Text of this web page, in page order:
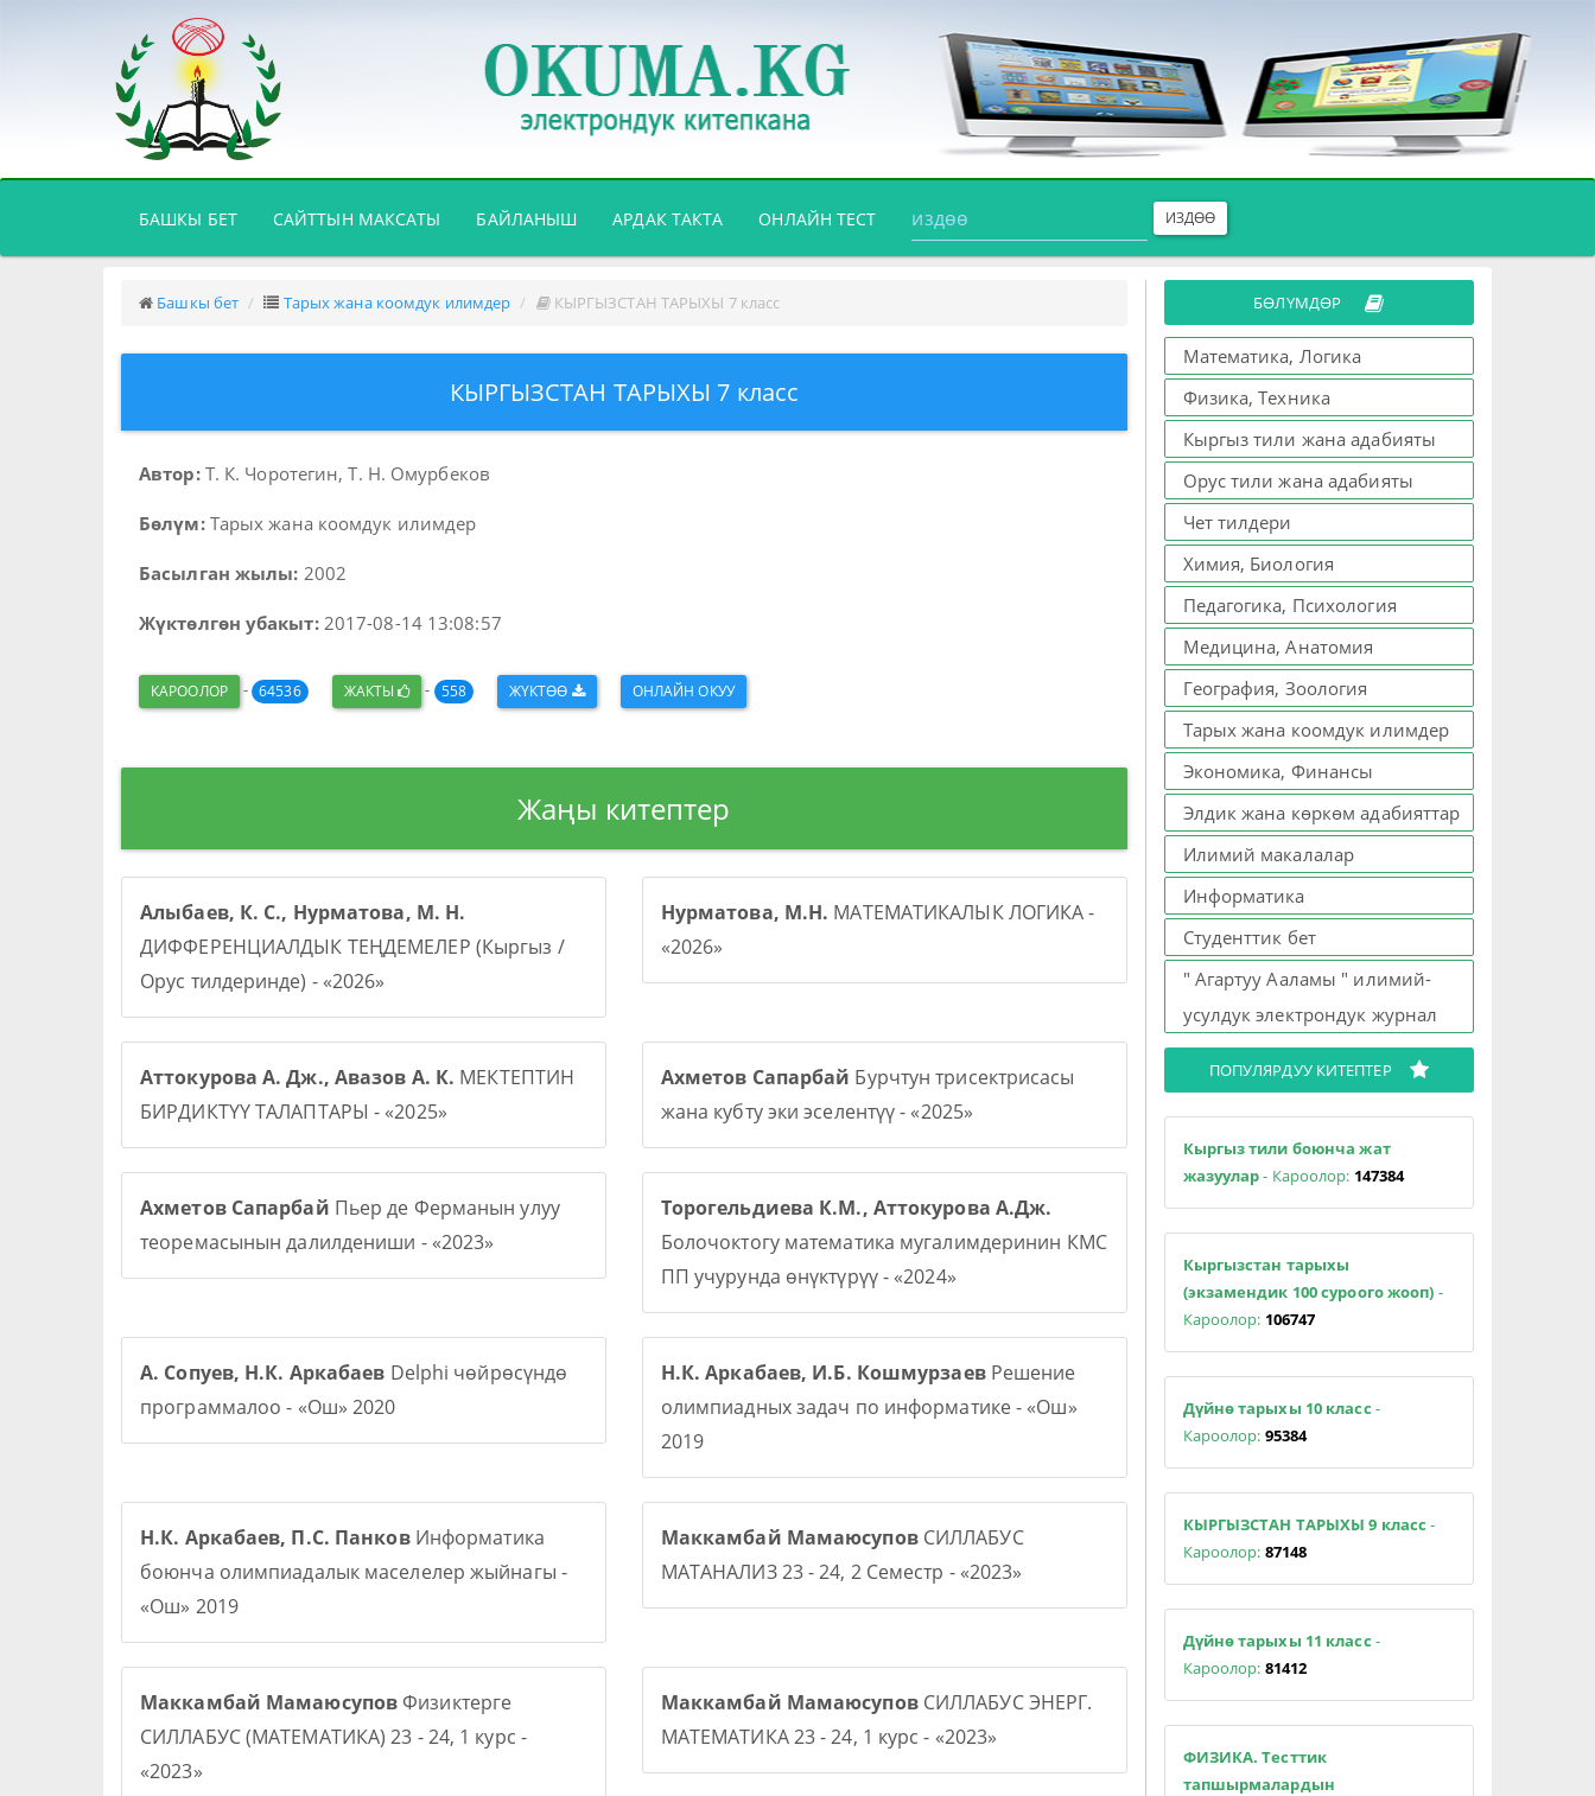
БАШКЫ БЕТ(CURRENT)
САЙТТЫН МАКСАТЫ БАЙЛАНЫШ АРДАК ТАКТА ОНЛАЙН ТЕСТ ИЗДӨӨ
Башкы бет Тарых жана коомдук илимдер КЫРГЫЗСТАН ТАРЫХЫ 7 класс
КЫРГЫЗСТАН ТАРЫХЫ 7 класс
Автор:Т. К. Чоротегин, Т. Н. Омурбеков
Бөлүм:Тарых жана коомдук илимдер
Басылган жылы: 2002
Жүктөлгөн убакыт:2017-08-14 13:08:57
КАРООЛОР - 64536 ЖАКТЫ - 558 ЖҮКТӨӨ ОНЛАЙН ОКУУ
Жаңы китептер
Алыбаев, К. С., Нурматова, М. Н.
ДИФФЕРЕНЦИАЛДЫК ТЕҢДЕМЕЛЕР (Кыргыз /
Орус тилдеринде) - «2026»
Нурматова, М.Н. МАТЕМАТИКАЛЫК ЛОГИКА -
«2026»
Аттокурова А. Дж., Авазов А. К. МЕКТЕПТИН
БИРДИКТҮҮ ТАЛАПТАРЫ - «2025»
Ахметов Сапарбай Бурчтун трисектрисасы
жана кубту эки эселентүү - «2025»
Ахметов Сапарбай Пьер де Ферманын улуу
теоремасынын далилдениши - «2023»
Торогельдиева К.М., Аттокурова А.Дж.
Болочоктогу математика мугалимдеринин КМС
ПП учурунда өнүктүрүү - «2024»
А. Сопуев, Н.К. Аркабаев Delphi чөйрөсүндө
программалоо - «Ош» 2020
Н.К. Аркабаев, И.Б. КошмурзаевРешение
олимпиадных задач по информатике - «Ош»
2019
Н.К. Аркабаев, П.С. ПанковИнформатика
боюнча олимпиадалык маселелер жыйнагы -
«Ош» 2019
Маккамбай МамаюсуповСИЛЛАБУС
МАТАНАЛИЗ 23 - 24, 2 Семестр - «2023»
Маккамбай МамаюсуповФизиктерге
СИЛЛАБУС (МАТЕМАТИКА) 23 - 24, 1 курс -
«2023»
Маккамбай МамаюсуповСИЛЛАБУС ЭНЕРГ.
МАТЕМАТИКА 23 - 24, 1 курс - «2023»
БӨЛҮМДӨР
Математика, Логика
Физика, Техника
Кыргыз тили жана адабияты
Орус тили жана адабияты
Чет тилдери
Химия, Биология
Педагогика, Психология
Медицина, Анатомия
География, Зоология
Тарых жана коомдук илимдер
Экономика, Финансы
Элдик жана көркөм адабияттар
Илимий макалалар
Информатика
Студенттик бет
" Агартуу Ааламы " илимий-
усулдук электрондук журнал
ПОПУЛЯРДУУ КИТЕПТЕР
Кыргыз тили боюнча жат
жазуулар- Кароолор: 147384
Кыргызстан тарыхы
(экзамендик 100 суроого жооп) -
Кароолор: 106747
Дүйнө тарыхы 10 класс -
Кароолор: 95384
КЫРГЫЗСТАН ТАРЫХЫ 9 класс -
Кароолор: 87148
Дүйнө тарыхы 11 класс -
Кароолор: 81412
ФИЗИКА. Тесттик
тапшырмалардын